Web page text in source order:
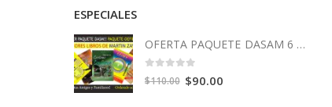
ESPECIALES
OFERTA PAQUETE DASAM 6 Libros
0 out of 5
$110.00 Original
$90.00Current